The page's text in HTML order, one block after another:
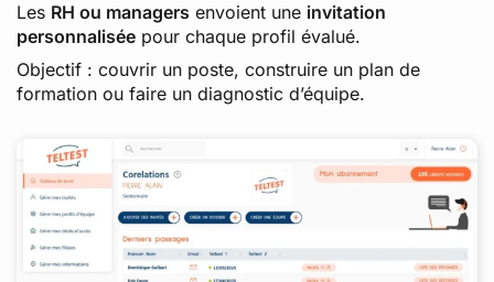
Les RH ou managers envoient une invitation
personnalisée pour chaque profil évalué.
Objectif : couvrir un poste, construire un plan de
formation ou faire un diagnostic d’équipe.